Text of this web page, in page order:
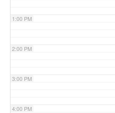
1:00 PM
2:00 PM
3:00 PM
4:00 PM